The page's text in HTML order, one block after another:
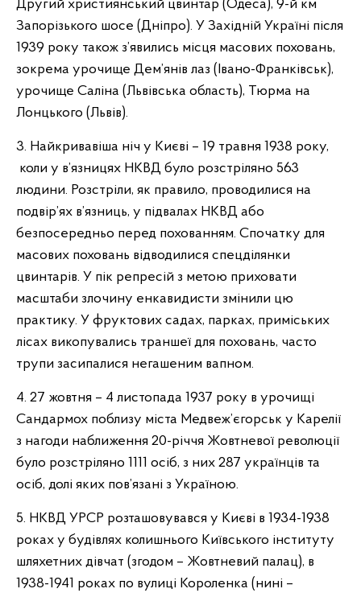
Другий християнський цвинтар (Одеса), 9-й км
Запорізького шосе (Дніпро). У Західній Україні після
1939 року також з’явились місця масових поховань,
зокрема урочище Дем’янів лаз (Івано-Франківськ),
урочище Саліна (Львівська область), Тюрма на
Лонцького (Львів).
3. Найкривавіша ніч у Києві – 19 травня 1938 року,
коли у в’язницях НКВД було розстріляно 563
людини. Розстріли, як правило, проводилися на
подвір’ях в’язниць, у підвалах НКВД або
безпосередньо перед похованням. Спочатку для
масових поховань відводилися спецділянки
цвинтарів. У пік репресій з метою приховати
масштаби злочину енкавидисти змінили цю
практику. У фруктових садах, парках, приміських
лісах викопувались траншеї для поховань, часто
трупи засипалися негашеним вапном.
4. 27 жовтня – 4 листопада 1937 року в урочищі
Сандармох поблизу міста Медвеж’єгорськ у Карелії
з нагоди наближення 20-річчя Жовтневої революції
було розстріляно 1111 осіб, з них 287 українців та
осіб, долі яких пов’язані з Україною.
5. НКВД УРСР розташовувався у Києві в 1934-1938
роках у будівлях колишнього Київського інституту
шляхетних дівчат (згодом – Жовтневий палац), в
1938-1941 роках по вулиці Короленка (нині –